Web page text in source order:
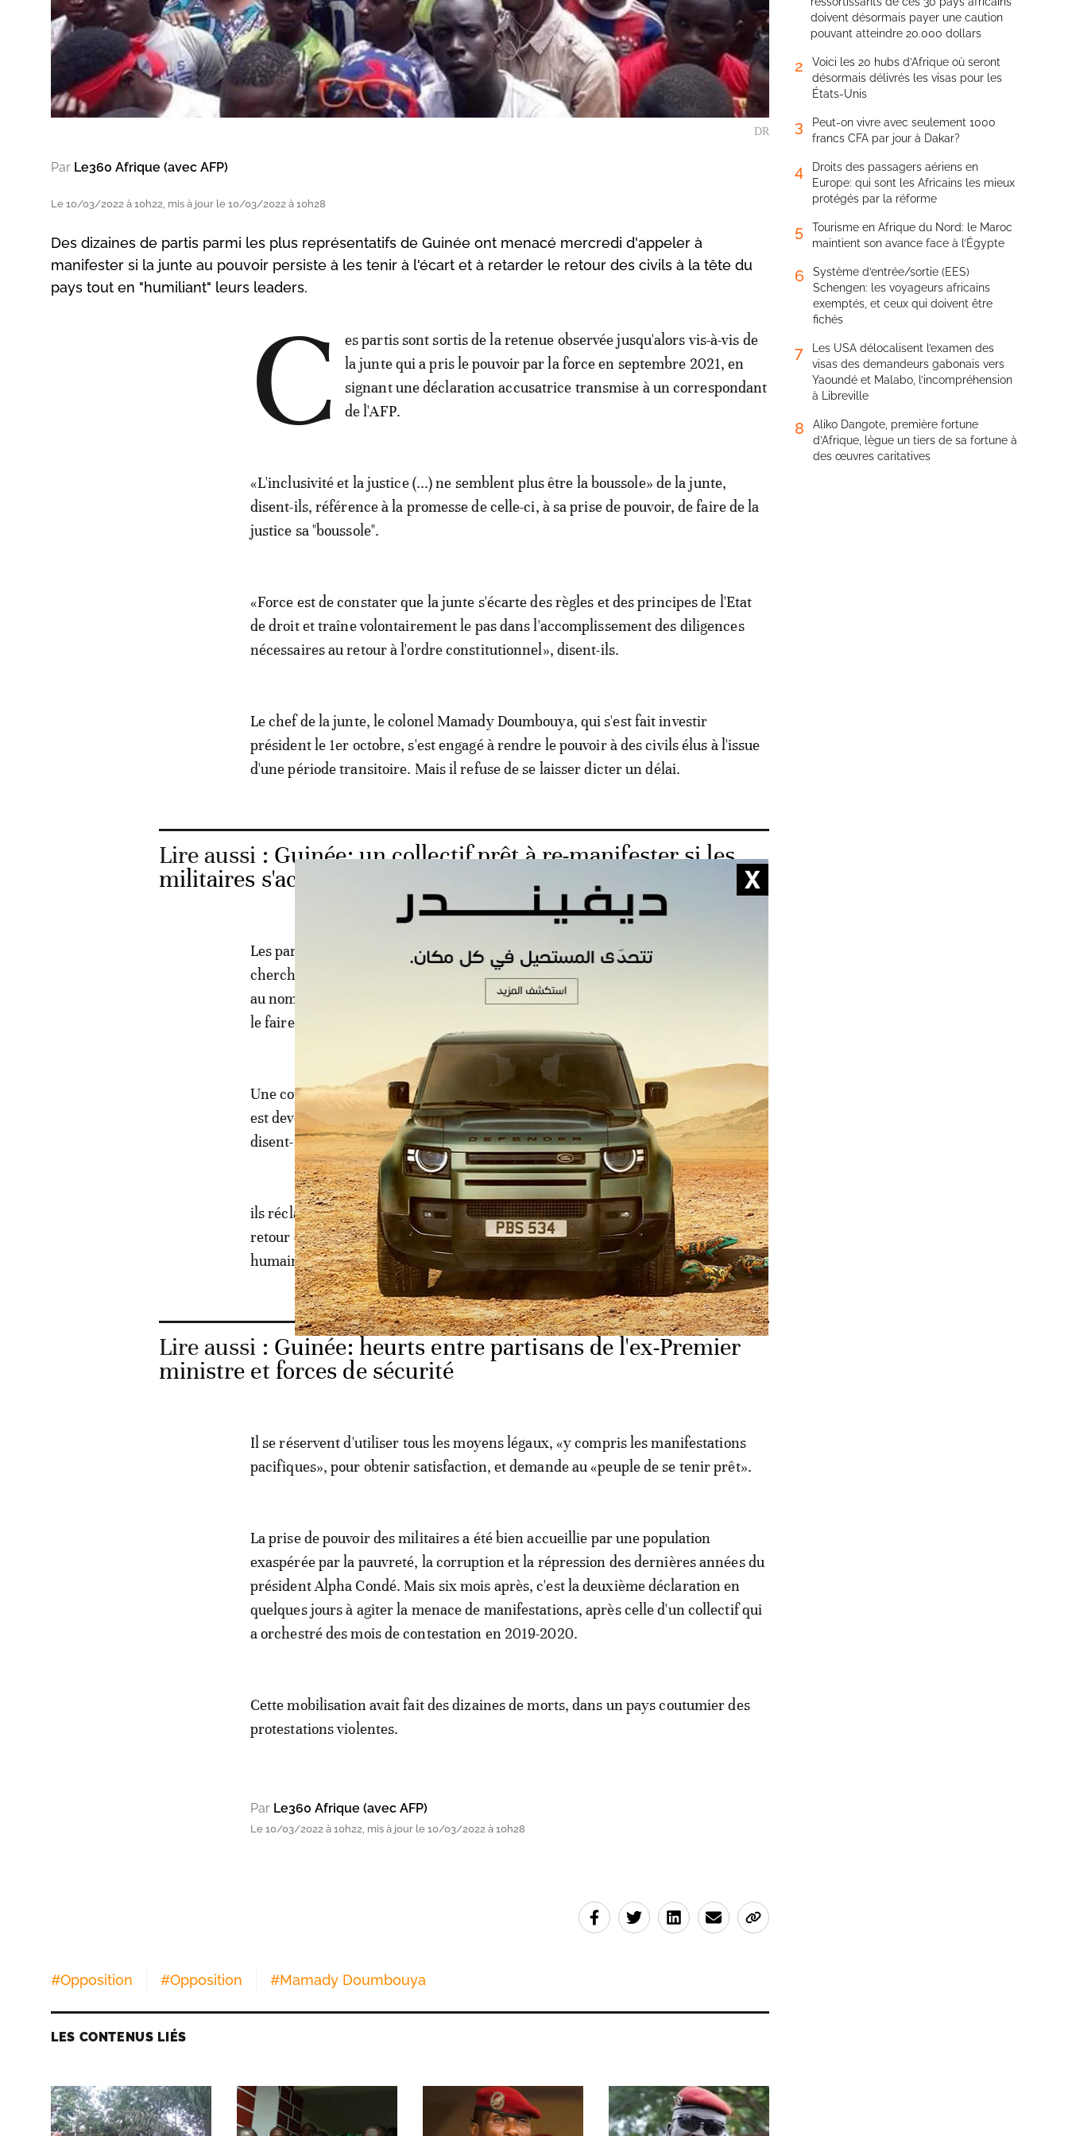
DR
Par Le360 Afrique (avec AFP)
Le 10/03/2022 à 10h22, mis à jour le 10/03/2022 à 10h28
Des dizaines de partis parmi les plus représentatifs de Guinée ont menacé mercredi d'appeler à
manifester si la junte au pouvoir persiste à les tenir à l'écart et à retarder le retour des civils à la tête du
pays tout en "humiliant" leurs leaders.
C
es partis sont sortis de la retenue observée jusqu'alors vis-à-vis de
la junte qui a pris le pouvoir par la force en septembre 2021, en
signant une déclaration accusatrice transmise à un correspondant
de l'AFP.
«L'inclusivité et la justice (...) ne semblent plus être la boussole» de la junte,
disent-ils, référence à la promesse de celle-ci, à sa prise de pouvoir, de faire de la
justice sa "boussole".
«Force est de constater que la junte s'écarte des règles et des principes de l'Etat
de droit et traîne volontairement le pas dans l'accomplissement des diligences
nécessaires au retour à l'ordre constitutionnel», disent-ils.
Le chef de la junte, le colonel Mamady Doumbouya, qui s'est fait investir
président le 1er octobre, s'est engagé à rendre le pouvoir à des civils élus à l'issue
d'une période transitoire. Mais il refuse de se laisser dicter un délai.
Lire aussi : Guinée: un collectif prêt à re-manifester si les
militaires s'accrochent au pouvoir
Les partis reprochent à la junte une «vision unilatérale». Ils la soupçonnent de
chercher à «discréditer et humilier» ses leaders en les poussant hors de chez eux
au nom d'un programme de récupération de biens de l'Etat, comme elle vient de
le faire avec deux éminentes personnalités nationales.
Une cour de répression des infractions économiques, instaurée par les autorités,
est devenue un «instrument pour disqualifier des leaders politiques gênants»,
disent-ils.
ils réclament un «cadre permanent de dialogue» pour discuter de l'échéance du
retour des civils au pouvoir. Ils demandent le respect du droit et de la «dignité
humaine».
Lire aussi : Guinée: heurts entre partisans de l'ex-Premier
ministre et forces de sécurité
Il se réservent d'utiliser tous les moyens légaux, «y compris les manifestations
pacifiques», pour obtenir satisfaction, et demande au «peuple de se tenir prêt».
La prise de pouvoir des militaires a été bien accueillie par une population
exaspérée par la pauvreté, la corruption et la répression des dernières années du
président Alpha Condé. Mais six mois après, c'est la deuxième déclaration en
quelques jours à agiter la menace de manifestations, après celle d'un collectif qui
a orchestré des mois de contestation en 2019-2020.
Cette mobilisation avait fait des dizaines de morts, dans un pays coutumier des
protestations violentes.
Par Le360 Afrique (avec AFP)
Le 10/03/2022 à 10h22, mis à jour le 10/03/2022 à 10h28
#Opposition #Opposition #Mamady Doumbouya
LES CONTENUS LIÉS
doivent désormais payer une caution
pouvant atteindre 20.000 dollars
2
Voici les 20 hubs d’Afrique où seront
désormais délivrés les visas pour les
États-Unis
3
Peut-on vivre avec seulement 1000
francs CFA par jour à Dakar?
4
Droits des passagers aériens en
Europe: qui sont les Africains les mieux
protégés par la réforme
5
Tourisme en Afrique du Nord: le Maroc
maintient son avance face à l’Égypte
6
Système d’entrée/sortie (EES)
Schengen: les voyageurs africains
exemptés, et ceux qui doivent être
fichés
7
Les USA délocalisent l’examen des
visas des demandeurs gabonais vers
Yaoundé et Malabo, l’incompréhension
à Libreville
8
Aliko Dangote, première fortune
d’Afrique, lègue un tiers de sa fortune à
des œuvres caritatives